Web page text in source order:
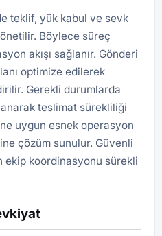
teklif, yük kabul ve sevk
Böylece süreç
akışı sağlanır. Gönderi
optimize edilerek
Gerekli durumlarda
teslimat sürekliliği
uygun esnek operasyon
çözüm sunulur. Güvenli
ekip koordinasyonu sürekli